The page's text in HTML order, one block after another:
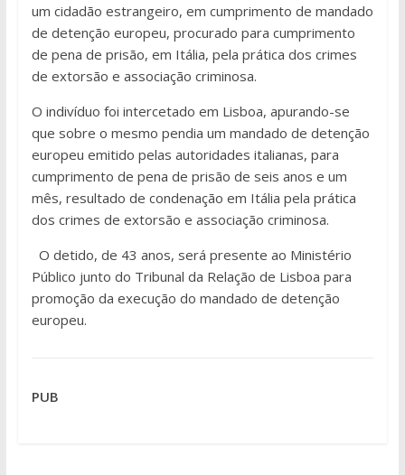
um cidadão estrangeiro, em cumprimento de mandado
de detenção europeu, procurado para cumprimento
de pena de prisão, em Itália, pela prática dos crimes
de extorsão e associação criminosa.
O indivíduo foi intercetado em Lisboa, apurando-se
que sobre o mesmo pendia um mandado de detenção
europeu emitido pelas autoridades italianas, para
cumprimento de pena de prisão de seis anos e um
mês, resultado de condenação em Itália pela prática
dos crimes de extorsão e associação criminosa.
O detido, de 43 anos, será presente ao Ministério
Público junto do Tribunal da Relação de Lisboa para
promoção da execução do mandado de detenção
europeu.
PUB